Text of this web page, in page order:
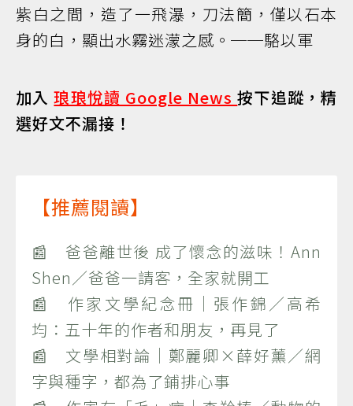
紫白之間，造了一飛瀑，刀法簡，僅以石本
身的白，顯出水霧迷濛之感。──駱以軍
加入琅琅悅讀 Google News按下追蹤，精
選好文不漏接！
【推薦閱讀】
📰 爸爸離世後 成了懷念的滋味！Ann
Shen／爸爸一請客，全家就開工
📰 作家文學紀念冊｜張作錦／高希
均：五十年的作者和朋友，再見了
📰 文學相對論｜鄭麗卿×薛好薰／網
字與種字，都為了鋪排心事